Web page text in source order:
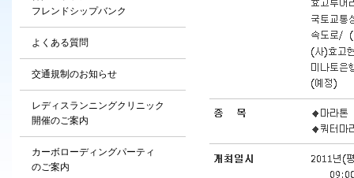
フレンドシップバンク
よくある質問
交通規制のお知らせ
レディスランニングクリニック
開催のご案内
カーボローディングパーティ
のご案内